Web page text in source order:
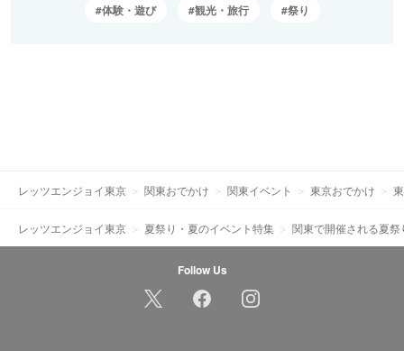
体験・遊び 観光・旅行 祭り
レッツエンジョイ東京 関東おでかけ 関東イベント 東京おでかけ
レッツエンジョイ東京 夏祭り・夏のイベント特集 関東で開催される夏
Follow Us